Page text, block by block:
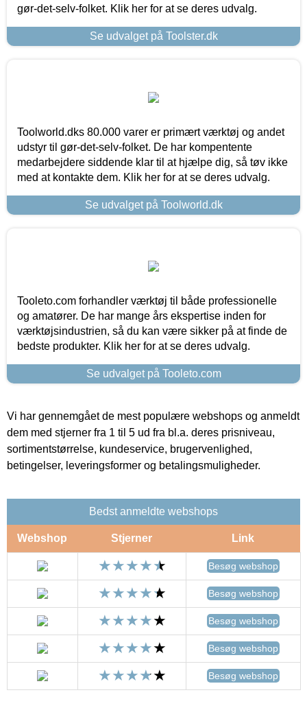
gør-det-selv-folket. Klik her for at se deres udvalg.
Se udvalget på Toolster.dk
Toolworld.dks 80.000 varer er primært værktøj og andet
udstyr til gør-det-selv-folket. De har kompentente
medarbejdere siddende klar til at hjælpe dig, så tøv ikke
med at kontakte dem. Klik her for at se deres udvalg.
Se udvalget på Toolworld.dk
Tooleto.com forhandler værktøj til både professionelle
og amatører. De har mange års ekspertise inden for
værktøjsindustrien, så du kan være sikker på at finde de
bedste produkter. Klik her for at se deres udvalg.
Se udvalget på Tooleto.com
Vi har gennemgået de mest populære webshops og anmeldt
dem med stjerner fra 1 til 5 ud fra bl.a. deres prisniveau,
sortimentstørrelse, kundeservice, brugervenlighed,
betingelser, leveringsformer og betalingsmuligheder.
Bedst anmeldte webshops
Webshop Stjerner Link
Besøg webshop
Besøg webshop
Besøg webshop
Besøg webshop
Besøg webshop